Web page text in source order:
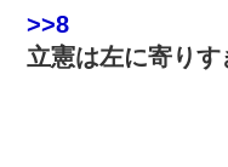
>>8
立憲は左に寄りす